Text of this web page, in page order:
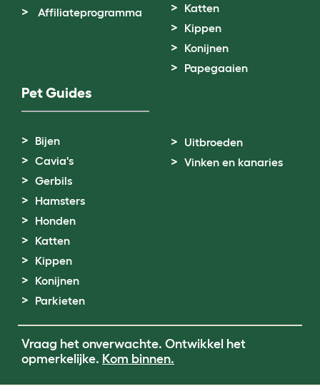
Affiliateprogramma
Katten
Kippen
Konijnen
Papegaaien
Pet Guides
Bijen
Cavia's
Gerbils
Hamsters
Honden
Katten
Kippen
Konijnen
Parkieten
Uitbroeden
Vinken en kanaries
Vraag het onverwachte. Ontwikkel het
opmerkelijke. Kom binnen.